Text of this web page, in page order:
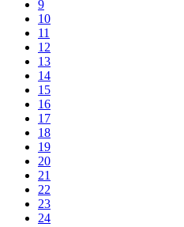
9
10
11
12
13
14
15
16
17
18
19
20
21
22
23
24